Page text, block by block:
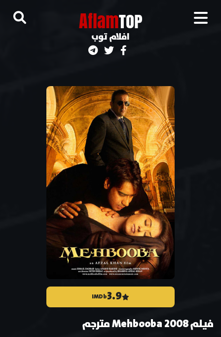
AflamTOP
افلام توب
3.9
IMDb
فيلم Mehbooba 2008 مترجم